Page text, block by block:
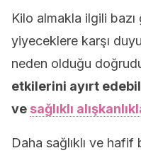
Kilo almakla ilgili bazı
yiyeceklere karşı
neden olduğu
etkilerini ayırt
ve sağlıklı
Daha sağlıklı ve hafif